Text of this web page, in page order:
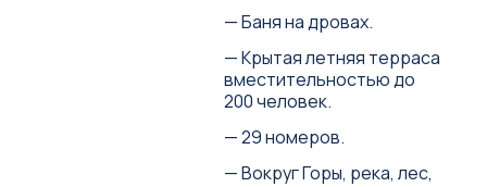
— Баня на дровах.
— Крытая летняя терраса
вместительностью до
200 человек.
— 29 номеров.
— Вокруг Горы, река, лес,